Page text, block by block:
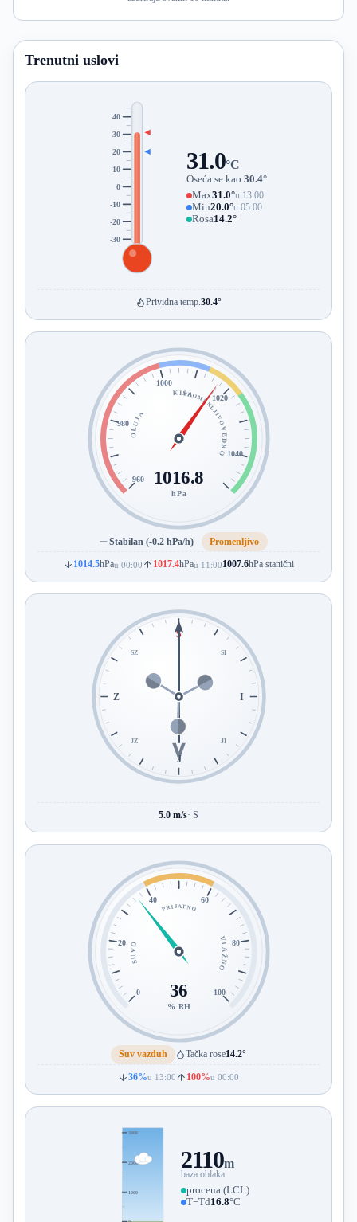
Trenutni uslovi
-30
-20
-10
0
10
20
30
40
31.0°C
Oseća se kao 30.4°
Max31.0°u 13:00
Min20.0°u 05:00
Rosa14.2°
Prividna temp.30.4°
960
980
1000
1020
1040
OLUJA
KIŠAPROMENLJIVO
VEDRO
1016.8
hPa
Stabilan (-0.2 hPa/h) Promenljivo
1014.5hPau 00:00 1017.4hPau 11:001007.6hPa stanični
S
I
J
Z
SI
JI
JZ
SZ
5.0 m/s· S
0
20
40 60
80
100
SUVO
PRIJATNO
VLAŽNO
36
% RH
Suv vazduh Tačka rose14.2°
36%u 13:00 100%u 00:00
1000
2000
3000
2110m
baza oblaka
procena (LCL)
T−Td16.8°C